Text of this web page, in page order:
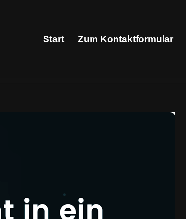
Start Zum Kontaktformular